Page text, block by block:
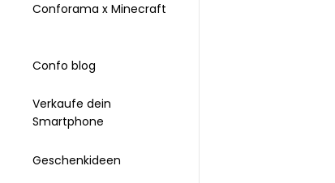
Conforama x Minecraft
Confo blog
Verkaufe dein
Smartphone
Geschenkideen